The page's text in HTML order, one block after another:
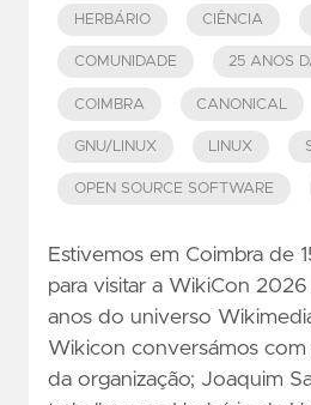
HERBÁRIO CIÊNCIA
COMUNIDADE 25 ANOS
COIMBRA CANONICAL
GNU/LINUX LINUX
OPEN SOURCE SOFTWARE
Estivemos em Coimbra de
para visitar a WikiCon
anos do universo
Wikicon conversámos com
da organização; Joaquim